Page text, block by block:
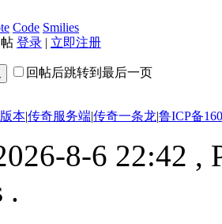
Code Smilies
登录 | 立即注册
回帖后跳转到最后一页
本|传奇服务端|传奇一条龙|鲁ICP备
8-6 22:42 ,
.